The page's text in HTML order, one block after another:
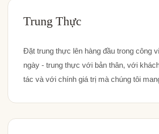
Trung Thực
Đặt trung thực lên hàng đầu trong công
ngày - trung thực với bản thân, với
tác và với chính giá trị mà chúng tôi